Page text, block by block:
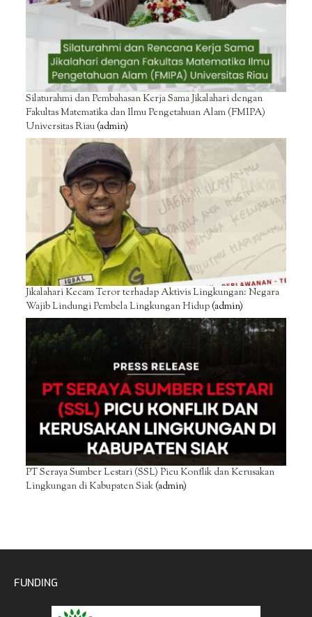
Silaturahmi dan Pembahasan Kerja Sama Jikalahari dengan
Fakultas Matematika dan Ilmu Pengetahuan Alam (FMIPA)
Universitas Riau(admin)
Jikalahari Kecam Teror terhadap Aktivis Lingkungan: Negara
Wajib Lindungi Pembela Lingkungan Hidup(admin)
PT Seraya Sumber Lestari (SSL) Picu Konflik dan Kerusakan
Lingkungan di Kabupaten Siak(admin)
FUNDING